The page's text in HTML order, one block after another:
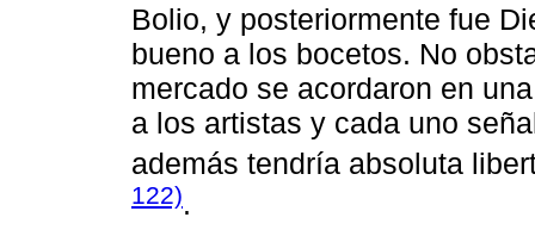
Bolio, y posteriormente fue
bueno a los bocetos. No
mercado se acordaron en
a los artistas y cada uno
además tendría absoluta
122).